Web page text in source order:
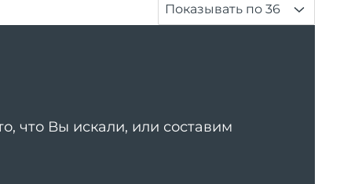
Показывать по 36
что Вы искали, или составим